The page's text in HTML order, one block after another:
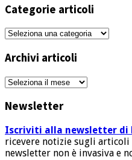
Categorie articoli
Categorie
Archivi articoli
Archivi
Newsletter
Iscriviti alla newsletter di
ricevere notizie sugli
newsletter non è invasiva e